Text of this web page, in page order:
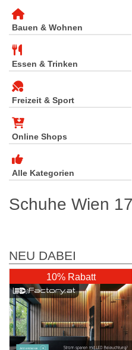
Bauen & Wohnen
Essen & Trinken
Freizeit & Sport
Online Shops
Alle Kategorien
Schuhe Wien
NEU DABEI
10% Rabatt